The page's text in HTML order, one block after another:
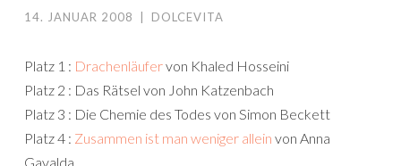
14. JANUAR 2008 DOLCEVITA
Platz 1 : Drachenläufervon Khaled Hosseini
Platz 2 : Das Rätsel von John Katzenbach
Platz 3 : Die Chemie des Todes von Simon Beckett
Platz 4 : Zusammen ist man weniger allein von Anna
Gavalda